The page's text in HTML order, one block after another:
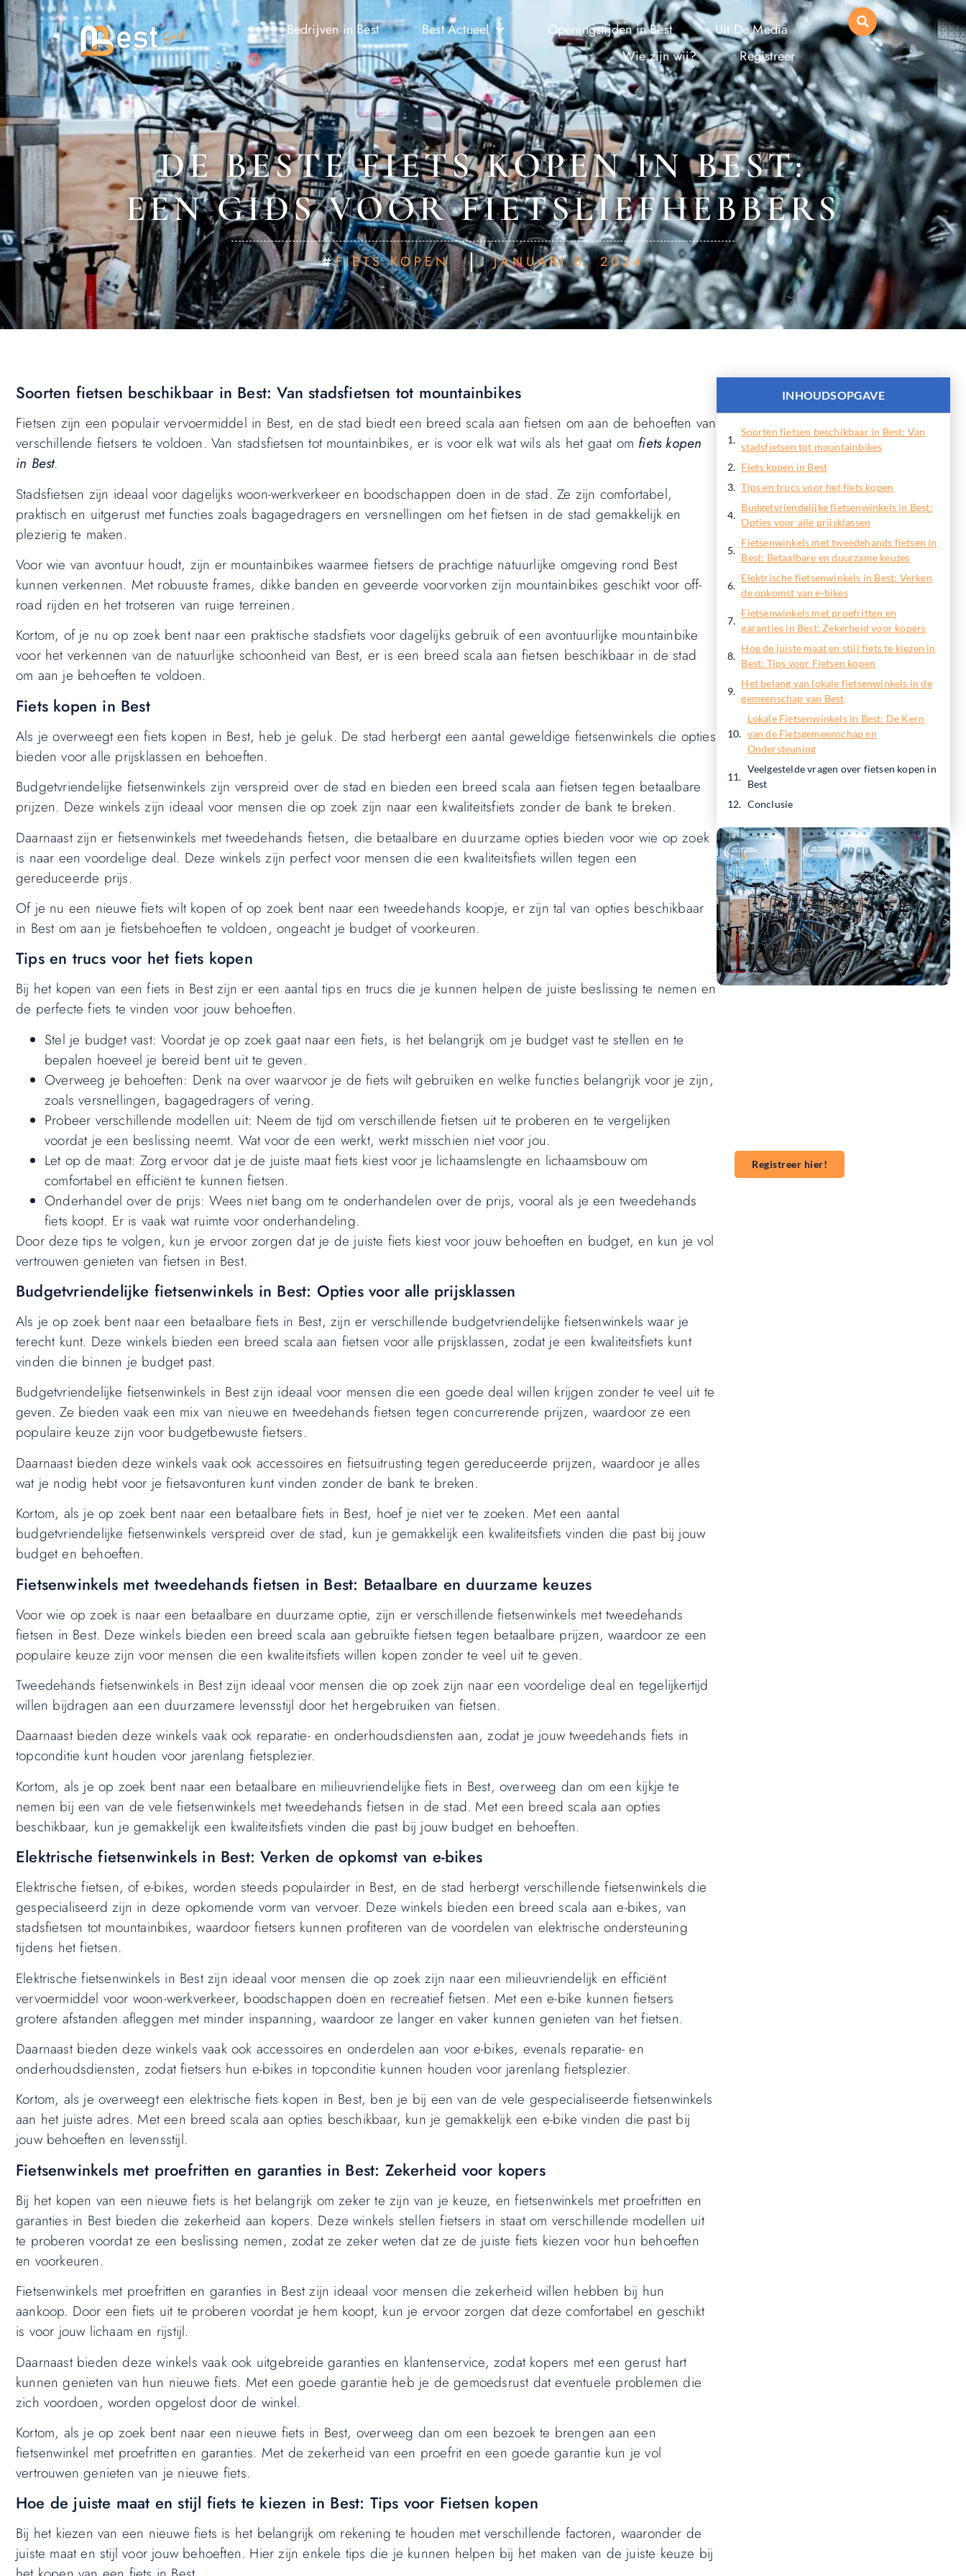
Bedrijven in Best Best Actueel Openingstijden in Best
Uit De Media
Wie zijn wij?
Registreer
DE BESTE FIETS KOPEN IN BEST:
EEN GIDS VOOR FIETSLIEFHEBBERS
FIETS KOPEN JANUARI 8, 2024
Soorten fietsen beschikbaar in Best: Van stadsfietsen tot mountainbikes
Fietsen zijn een populair vervoermiddel in Best, en de stad biedt een breed scala aan fietsen om aan de behoeften van
verschillende fietsers te voldoen. Van stadsfietsen tot mountainbikes, er is voor elk wat wils als het gaat om fiets kopen
in Best.
Stadsfietsen zijn ideaal voor dagelijks woon-werkverkeer en boodschappen doen in de stad. Ze zijn comfortabel,
praktisch en uitgerust met functies zoals bagagedragers en versnellingen om het fietsen in de stad gemakkelijk en
plezierig te maken.
Voor wie van avontuur houdt, zijn er mountainbikes waarmee fietsers de prachtige natuurlijke omgeving rond Best
kunnen verkennen. Met robuuste frames, dikke banden en geveerde voorvorken zijn mountainbikes geschikt voor off-
road rijden en het trotseren van ruige terreinen.
Kortom, of je nu op zoek bent naar een praktische stadsfiets voor dagelijks gebruik of een avontuurlijke mountainbike
voor het verkennen van de natuurlijke schoonheid van Best, er is een breed scala aan fietsen beschikbaar in de stad
om aan je behoeften te voldoen.
Fiets kopen in Best
Als je overweegt een fiets kopen in Best, heb je geluk. De stad herbergt een aantal geweldige fietsenwinkels die opties
bieden voor alle prijsklassen en behoeften.
Budgetvriendelijke fietsenwinkels zijn verspreid over de stad en bieden een breed scala aan fietsen tegen betaalbare
prijzen. Deze winkels zijn ideaal voor mensen die op zoek zijn naar een kwaliteitsfiets zonder de bank te breken.
Daarnaast zijn er fietsenwinkels met tweedehands fietsen, die betaalbare en duurzame opties bieden voor wie op zoek
is naar een voordelige deal. Deze winkels zijn perfect voor mensen die een kwaliteitsfiets willen tegen een
gereduceerde prijs.
Of je nu een nieuwe fiets wilt kopen of op zoek bent naar een tweedehands koopje, er zijn tal van opties beschikbaar
in Best om aan je fietsbehoeften te voldoen, ongeacht je budget of voorkeuren.
Tips en trucs voor het fiets kopen
Bij het kopen van een fiets in Best zijn er een aantal tips en trucs die je kunnen helpen de juiste beslissing te nemen en
de perfecte fiets te vinden voor jouw behoeften.
Stel je budget vast: Voordat je op zoek gaat naar een fiets, is het belangrijk om je budget vast te stellen en te
bepalen hoeveel je bereid bent uit te geven.
Overweeg je behoeften: Denk na over waarvoor je de fiets wilt gebruiken en welke functies belangrijk voor je zijn,
zoals versnellingen, bagagedragers of vering.
Probeer verschillende modellen uit: Neem de tijd om verschillende fietsen uit te proberen en te vergelijken
voordat je een beslissing neemt. Wat voor de een werkt, werkt misschien niet voor jou.
Let op de maat: Zorg ervoor dat je de juiste maat fiets kiest voor je lichaamslengte en lichaamsbouw om
comfortabel en efficiënt te kunnen fietsen.
Onderhandel over de prijs: Wees niet bang om te onderhandelen over de prijs, vooral als je een tweedehands
fiets koopt. Er is vaak wat ruimte voor onderhandeling.
Door deze tips te volgen, kun je ervoor zorgen dat je de juiste fiets kiest voor jouw behoeften en budget, en kun je vol
vertrouwen genieten van fietsen in Best.
Budgetvriendelijke fietsenwinkels in Best: Opties voor alle prijsklassen
Als je op zoek bent naar een betaalbare fiets in Best, zijn er verschillende budgetvriendelijke fietsenwinkels waar je
terecht kunt. Deze winkels bieden een breed scala aan fietsen voor alle prijsklassen, zodat je een kwaliteitsfiets kunt
vinden die binnen je budget past.
Budgetvriendelijke fietsenwinkels in Best zijn ideaal voor mensen die een goede deal willen krijgen zonder te veel uit te
geven. Ze bieden vaak een mix van nieuwe en tweedehands fietsen tegen concurrerende prijzen, waardoor ze een
populaire keuze zijn voor budgetbewuste fietsers.
Daarnaast bieden deze winkels vaak ook accessoires en fietsuitrusting tegen gereduceerde prijzen, waardoor je alles
wat je nodig hebt voor je fietsavonturen kunt vinden zonder de bank te breken.
Kortom, als je op zoek bent naar een betaalbare fiets in Best, hoef je niet ver te zoeken. Met een aantal
budgetvriendelijke fietsenwinkels verspreid over de stad, kun je gemakkelijk een kwaliteitsfiets vinden die past bij jouw
budget en behoeften.
Fietsenwinkels met tweedehands fietsen in Best: Betaalbare en duurzame keuzes
Voor wie op zoek is naar een betaalbare en duurzame optie, zijn er verschillende fietsenwinkels met tweedehands
fietsen in Best. Deze winkels bieden een breed scala aan gebruikte fietsen tegen betaalbare prijzen, waardoor ze een
populaire keuze zijn voor mensen die een kwaliteitsfiets willen kopen zonder te veel uit te geven.
Tweedehands fietsenwinkels in Best zijn ideaal voor mensen die op zoek zijn naar een voordelige deal en tegelijkertijd
willen bijdragen aan een duurzamere levensstijl door het hergebruiken van fietsen.
Daarnaast bieden deze winkels vaak ook reparatie- en onderhoudsdiensten aan, zodat je jouw tweedehands fiets in
topconditie kunt houden voor jarenlang fietsplezier.
Kortom, als je op zoek bent naar een betaalbare en milieuvriendelijke fiets in Best, overweeg dan om een kijkje te
nemen bij een van de vele fietsenwinkels met tweedehands fietsen in de stad. Met een breed scala aan opties
beschikbaar, kun je gemakkelijk een kwaliteitsfiets vinden die past bij jouw budget en behoeften.
Elektrische fietsenwinkels in Best: Verken de opkomst van e-bikes
Elektrische fietsen, of e-bikes, worden steeds populairder in Best, en de stad herbergt verschillende fietsenwinkels die
gespecialiseerd zijn in deze opkomende vorm van vervoer. Deze winkels bieden een breed scala aan e-bikes, van
stadsfietsen tot mountainbikes, waardoor fietsers kunnen profiteren van de voordelen van elektrische ondersteuning
tijdens het fietsen.
Elektrische fietsenwinkels in Best zijn ideaal voor mensen die op zoek zijn naar een milieuvriendelijk en efficiënt
vervoermiddel voor woon-werkverkeer, boodschappen doen en recreatief fietsen. Met een e-bike kunnen fietsers
grotere afstanden afleggen met minder inspanning, waardoor ze langer en vaker kunnen genieten van het fietsen.
Daarnaast bieden deze winkels vaak ook accessoires en onderdelen aan voor e-bikes, evenals reparatie- en
onderhoudsdiensten, zodat fietsers hun e-bikes in topconditie kunnen houden voor jarenlang fietsplezier.
Kortom, als je overweegt een elektrische fiets kopen in Best, ben je bij een van de vele gespecialiseerde fietsenwinkels
aan het juiste adres. Met een breed scala aan opties beschikbaar, kun je gemakkelijk een e-bike vinden die past bij
jouw behoeften en levensstijl.
Fietsenwinkels met proefritten en garanties in Best: Zekerheid voor kopers
Bij het kopen van een nieuwe fiets is het belangrijk om zeker te zijn van je keuze, en fietsenwinkels met proefritten en
garanties in Best bieden die zekerheid aan kopers. Deze winkels stellen fietsers in staat om verschillende modellen uit
te proberen voordat ze een beslissing nemen, zodat ze zeker weten dat ze de juiste fiets kiezen voor hun behoeften
en voorkeuren.
Fietsenwinkels met proefritten en garanties in Best zijn ideaal voor mensen die zekerheid willen hebben bij hun
aankoop. Door een fiets uit te proberen voordat je hem koopt, kun je ervoor zorgen dat deze comfortabel en geschikt
is voor jouw lichaam en rijstijl.
Daarnaast bieden deze winkels vaak ook uitgebreide garanties en klantenservice, zodat kopers met een gerust hart
kunnen genieten van hun nieuwe fiets. Met een goede garantie heb je de gemoedsrust dat eventuele problemen die
zich voordoen, worden opgelost door de winkel.
Kortom, als je op zoek bent naar een nieuwe fiets in Best, overweeg dan om een bezoek te brengen aan een
fietsenwinkel met proefritten en garanties. Met de zekerheid van een proefrit en een goede garantie kun je vol
vertrouwen genieten van je nieuwe fiets.
Hoe de juiste maat en stijl fiets te kiezen in Best: Tips voor Fietsen kopen
Bij het kiezen van een nieuwe fiets is het belangrijk om rekening te houden met verschillende factoren, waaronder de
juiste maat en stijl voor jouw behoeften. Hier zijn enkele tips die je kunnen helpen bij het maken van de juiste keuze bij
INHOUDSOPGAVE
Soorten fietsen beschikbaar in Best: Van
stadsfietsen tot mountainbikes
Fiets kopen in Best
Tips en trucs voor het fiets kopen
Budgetvriendelijke fietsenwinkels in Best:
Opties voor alle prijsklassen
Fietsenwinkels met tweedehands fietsen in
Best: Betaalbare en duurzame keuzes
Elektrische fietsenwinkels in Best: Verken
de opkomst van e-bikes
Fietsenwinkels met proefritten en
garanties in Best: Zekerheid voor kopers
Hoe de juiste maat en stijl fiets te kiezen in
Best: Tips voor Fietsen kopen
Het belang van lokale fietsenwinkels in de
gemeenschap van Best
Lokale Fietsenwinkels in Best: De Kern
van de Fietsgemeenschap en
Ondersteuning
Veelgestelde vragen over fietsen kopen in
Best
Conclusie
Registreer hier!